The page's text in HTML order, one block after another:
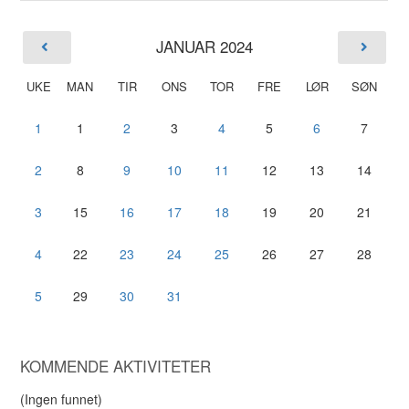
JANUAR 2024
UKE MAN TIR ONS TOR FRE LØR SØN
1 1 2 3 4 5 6 7
2 8 9 10 11 12 13 14
3 15 16 17 18 19 20 21
4 22 23 24 25 26 27 28
5 29 30 31
KOMMENDE AKTIVITETER
(Ingen funnet)